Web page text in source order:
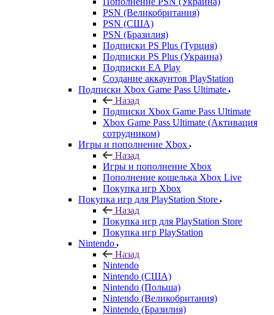
PSN (Великобритания)
PSN (США)
PSN (Бразилия)
Подписки PS Plus (Турция)
Подписки PS Plus (Украина)
Подписки EA Play
Создание аккаунтов PlayStation
Подписки Xbox Game Pass Ultimate
Назад
Подписки Xbox Game Pass Ultimate
Xbox Game Pass Ultimate (Активация
сотрудником)
Игры и пополнение Xbox
Назад
Игры и пополнение Xbox
Пополнение кошелька Xbox Live
Покупка игр Xbox
Покупка игр для PlayStation Store
Назад
Покупка игр для PlayStation Store
Покупка игр PlayStation
Nintendo
Назад
Nintendo
Nintendo (США)
Nintendo (Польша)
Nintendo (Великобритания)
Nintendo (Бразилия)